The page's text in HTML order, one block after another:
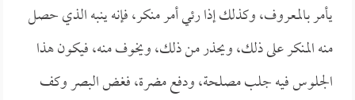
يأمر بالمعروف، وكذلك إذا رئي أمر منكر، فإنه ينبه الذي حصل
منه المنكر على ذلك، ويحذر من ذلك، ويخوف منه، فيكون هذا
الجلوس فيه جلب مصلحة، ودفع مضرة، فغض البصر وكف